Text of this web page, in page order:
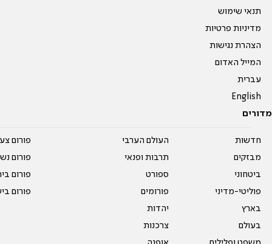
תנאי שימוש
מדיניות פרטיות
הצהרת נגישות
המייל האדום
עברית
English
מדורים
חדשות
מבזקים
ביטחוני
פוליטי-מדיני
בארץ
בעולם
העולם הערבי
תרבות ופנאי
ספורט
פורומים
יהדות
צרכנות
פורום
פורום
פורום
פורום